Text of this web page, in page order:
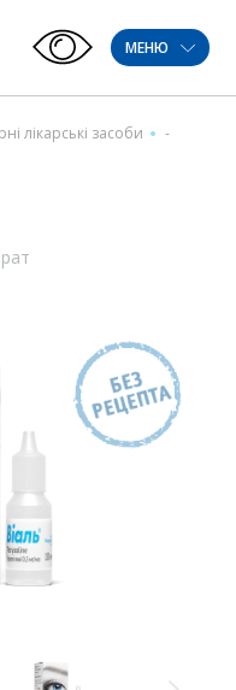
МЕНЮ
лікарські засоби
-